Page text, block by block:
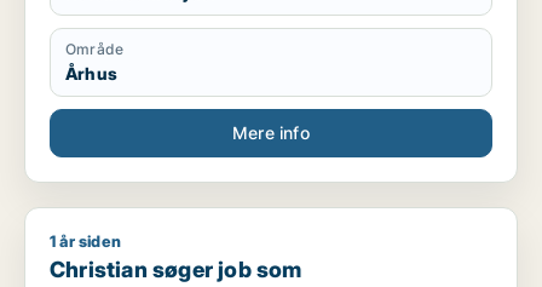
Område
Århus
Mere info
Christian søger job som butiksmedarbejder
1 år siden
Christian søger job som